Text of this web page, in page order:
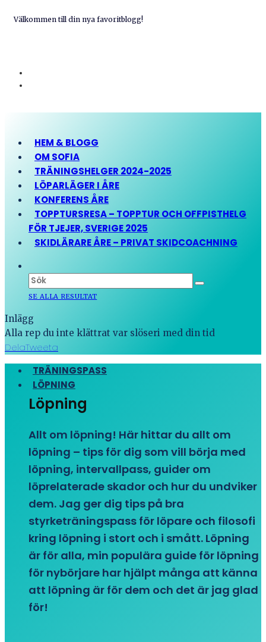
Välkommen till din nya favoritblogg!
HEM & BLOGG
OM SOFIA
TRÄNINGSHELGER 2024-2025
LÖPARLÄGER I ÅRE
KONFERENS ÅRE
TOPPTURSRESA – TOPPTUR OCH OFFPISTHELG
FÖR TJEJER, SVERIGE 2025
SKIDLÄRARE ÅRE – PRIVAT SKIDCOACHNING
SE ALLA RESULTAT
Inlägg
Alla rep du inte klättrat var slöseri med din tid
DelaTweeta
TRÄNINGSPASS
LÖPNING
Löpning
Allt om löpning! Här hittar du allt om
löpning – tips för dig som vill börja med
löpning, intervallpass, guider om
löprelaterade skador och hur du undviker
dem. Jag ger dig tips på bra
styrketräningspass för löpare och filosofi
kring löpning i stort och i smått. Löpning
är för alla, min populära guide för löpning
för nybörjare har hjälpt många att känna
att löpning är för dem och det är jag glad
för!